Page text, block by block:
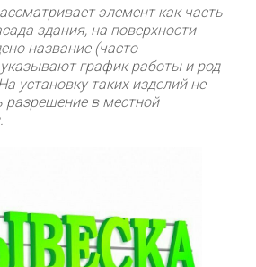
элемент как часть
здания, на поверхности
название (часто
график работы и род
установку таких изделий не
разрешение в местной
.